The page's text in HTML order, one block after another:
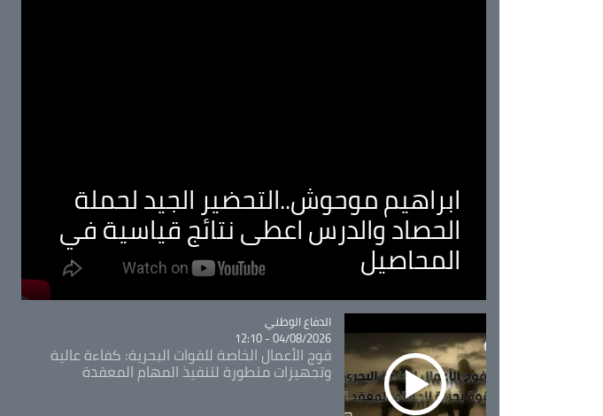
ابراهيم موحوش..التحضير الجيد لحملة
الحصاد والدرس اعطى نتائج قياسية في
المحاصيل
Catégorie
الدفاع الوطني
04/08/2026 - 12:10
فوج الأعمال الخاصة للقوات البحرية: كفاءة عالية
وتجهيزات متطورة لتنفيذ المهام المعقدة